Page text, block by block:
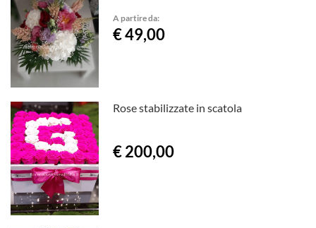
A partire da:
€ 49,00
Rose stabilizzate in scatola
€ 200,00